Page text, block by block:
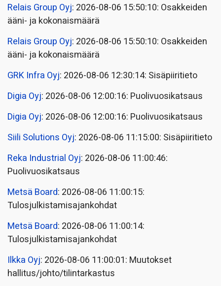
Relais Group Oyj: 2026-08-06 15:50:10: Osakkeiden
ääni- ja kokonaismäärä
Relais Group Oyj: 2026-08-06 15:50:10: Osakkeiden
ääni- ja kokonaismäärä
GRK Infra Oyj: 2026-08-06 12:30:14: Sisäpiiritieto
Digia Oyj: 2026-08-06 12:00:16: Puolivuosikatsaus
Digia Oyj: 2026-08-06 12:00:16: Puolivuosikatsaus
Siili Solutions Oyj: 2026-08-06 11:15:00: Sisäpiiritieto
Reka Industrial Oyj: 2026-08-06 11:00:46:
Puolivuosikatsaus
Metsä Board: 2026-08-06 11:00:15:
Tulosjulkistamisajankohdat
Metsä Board: 2026-08-06 11:00:14:
Tulosjulkistamisajankohdat
Ilkka Oyj: 2026-08-06 11:00:01: Muutokset
hallitus/johto/tilintarkastus